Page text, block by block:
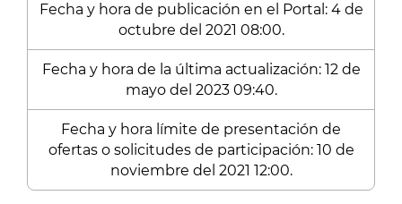
Fecha y hora de publicación en el Portal: 4 de
octubre del 2021 08:00.
Fecha y hora de la última actualización: 12 de
mayo del 2023 09:40.
Fecha y hora límite de presentación de
ofertas o solicitudes de participación: 10 de
noviembre del 2021 12:00.